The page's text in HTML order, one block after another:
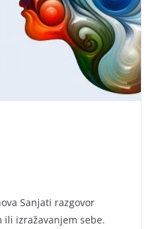
Sanjati razgovor
ili izražavanjem sebe.